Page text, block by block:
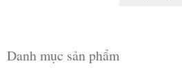
Danh mục sản phẩm